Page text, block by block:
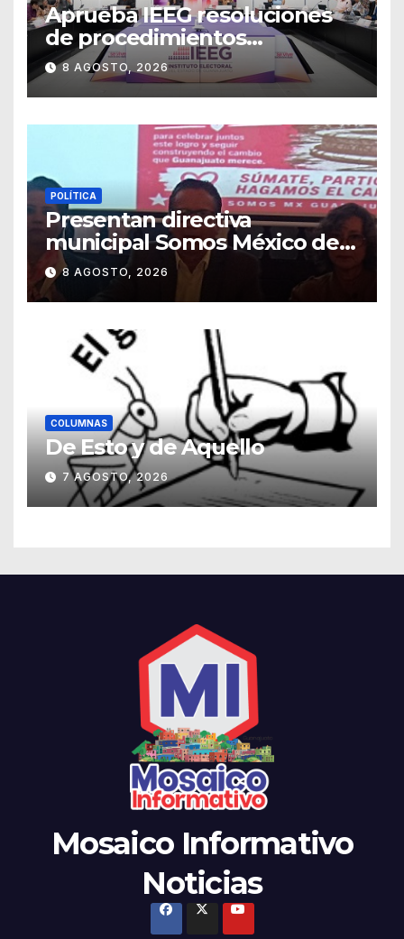
Aprueba IEEG resoluciones
de procedimientos
sancionadores
8 AGOSTO, 2026
POLÍTICA
Presentan directiva
municipal Somos México de
Guanajuato
8 AGOSTO, 2026
COLUMNAS
De Esto y de Aquello
7 AGOSTO, 2026
Mosaico Informativo
Noticias